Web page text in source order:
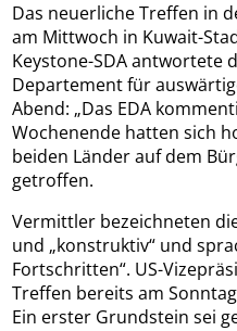
Das neuerliche Treffen in
am Mittwoch in Kuwait-
Keystone-SDA antwortete
Departement für
Abend: „Das EDA
Wochenende hatten sich
beiden Länder auf dem
getroffen.
Vermittler bezeichneten
und „konstruktiv“ und
Fortschritten“. US-
Treffen bereits am
Ein erster Grundstein sei